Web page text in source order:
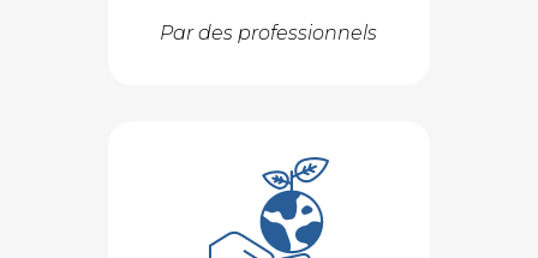
Par des professionnels